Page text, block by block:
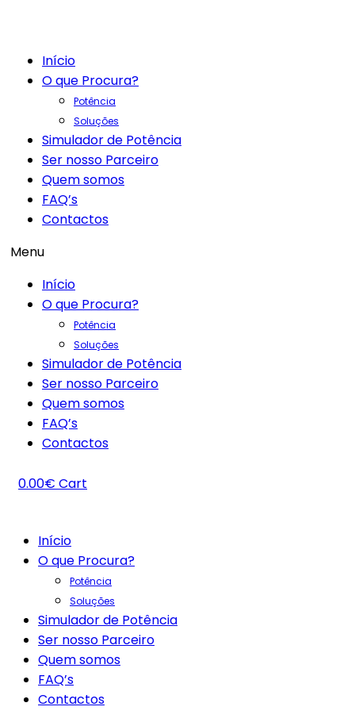
Início
O que Procura?
Potência
Soluções
Simulador de Potência
Ser nosso Parceiro
Quem somos
FAQ’s
Contactos
Menu
Início
O que Procura?
Potência
Soluções
Simulador de Potência
Ser nosso Parceiro
Quem somos
FAQ’s
Contactos
0.00€ Cart
Início
O que Procura?
Potência
Soluções
Simulador de Potência
Ser nosso Parceiro
Quem somos
FAQ’s
Contactos